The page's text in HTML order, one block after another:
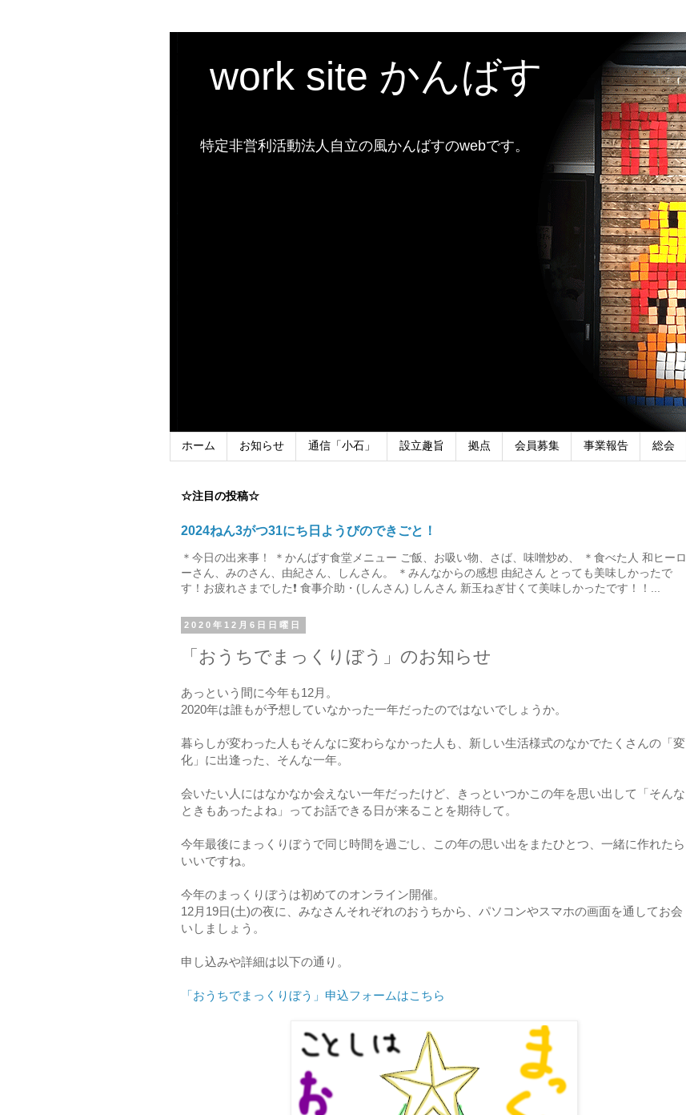
work site かんばす
特定非営利活動法人自立の風かんばすのwebです。
ホーム お知らせ 通信「小石」 設立趣旨 拠点 会員募集 事業報告 総会
☆注目の投稿☆
2024ねん3がつ31にち日ようびのできごと！
＊今日の出来事！ ＊かんばす食堂メニュー ご飯、お吸い物、さば、味噌炒め、 ＊食べた人 和ヒーロ
ーさん、みのさん、由紀さん、しんさん。 ＊みんなからの感想 由紀さん とっても美味しかったで
す！お疲れさまでした❗ 食事介助・(しんさん) しんさん 新玉ねぎ甘くて美味しかったです！！...
2020年12月6日日曜日
「おうちでまっくりぼう」のお知らせ
あっという間に今年も12月。
2020年は誰もが予想していなかった一年だったのではないでしょうか。
暮らしが変わった人もそんなに変わらなかった人も、新しい生活様式のなかでたくさんの「変
化」に出逢った、そんな一年。
会いたい人にはなかなか会えない一年だったけど、きっといつかこの年を思い出して「そんな
ときもあったよね」ってお話できる日が来ることを期待して。
今年最後にまっくりぼうで同じ時間を過ごし、この年の思い出をまたひとつ、一緒に作れたら
いいですね。
今年のまっくりぼうは初めてのオンライン開催。
12月19日(土)の夜に、みなさんそれぞれのおうちから、パソコンやスマホの画面を通してお会
いしましょう。
申し込みや詳細は以下の通り。
「おうちでまっくりぼう」申込フォームはこちら